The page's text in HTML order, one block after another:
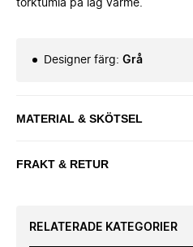
torktumla på låg värme.
Designer färg: Grå
MATERIAL & SKÖTSEL
FRAKT & RETUR
RELATERADE KATEGORIER